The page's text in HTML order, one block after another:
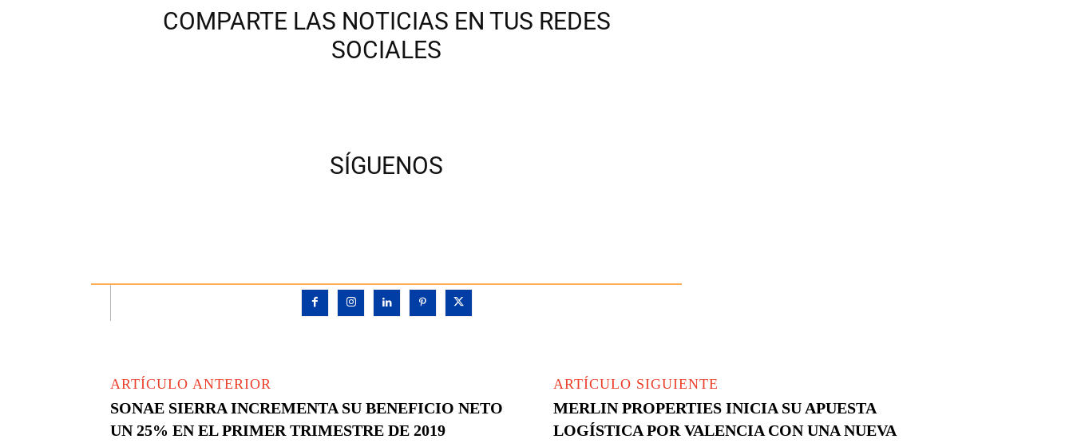
COMPARTE LAS NOTICIAS EN TUS REDES
SOCIALES
SÍGUENOS
ARTÍCULO ANTERIOR
SONAE SIERRA INCREMENTA SU BENEFICIO NETO
UN 25% EN EL PRIMER TRIMESTRE DE 2019
ARTÍCULO SIGUIENTE
MERLIN PROPERTIES INICIA SU APUESTA
LOGÍSTICA POR VALENCIA CON UNA NUEVA